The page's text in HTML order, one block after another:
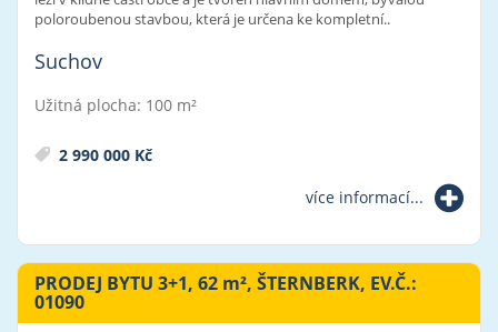
poloroubenou stavbou, která je určena ke kompletní..
Suchov
Užitná plocha: 100 m²
2 990 000 Kč
více informací...
PRODEJ BYTU 3+1, 62 m², ŠTERNBERK, EV.Č.:
01090